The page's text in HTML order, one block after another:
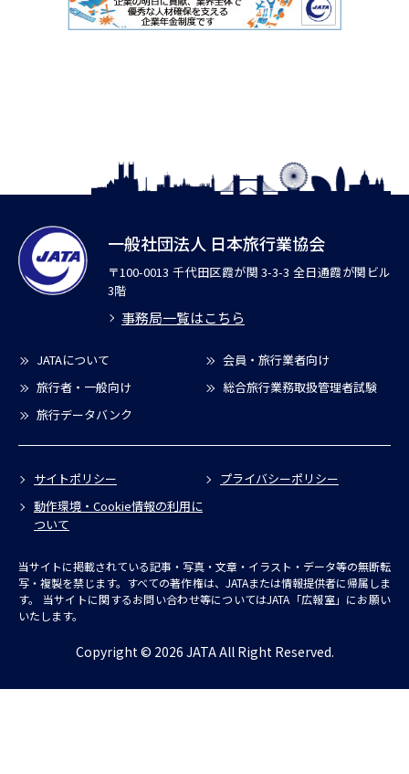
一般社団法人 日本旅行業協会
〒100-0013 千代田区霞が関 3-3-3 全日通霞が関ビル
3階
事務局一覧はこちら
JATAについて
会員・旅行業者向け
旅行者・一般向け
総合旅行業務取扱管理者試験
旅行データバンク
サイトポリシー
プライバシーポリシー
動作環境・Cookie情報の利用に
ついて
当サイトに掲載されている記事・写真・文章・イラスト・データ等の無断転
写・複製を禁じます。すべての著作権は、JATAまたは情報提供者に帰属しま
す。
当サイトに関するお問い合わせ等についてはJATA「広報室」にお願い
いたします。
Copyright © 2026 JATA All Right Reserved.